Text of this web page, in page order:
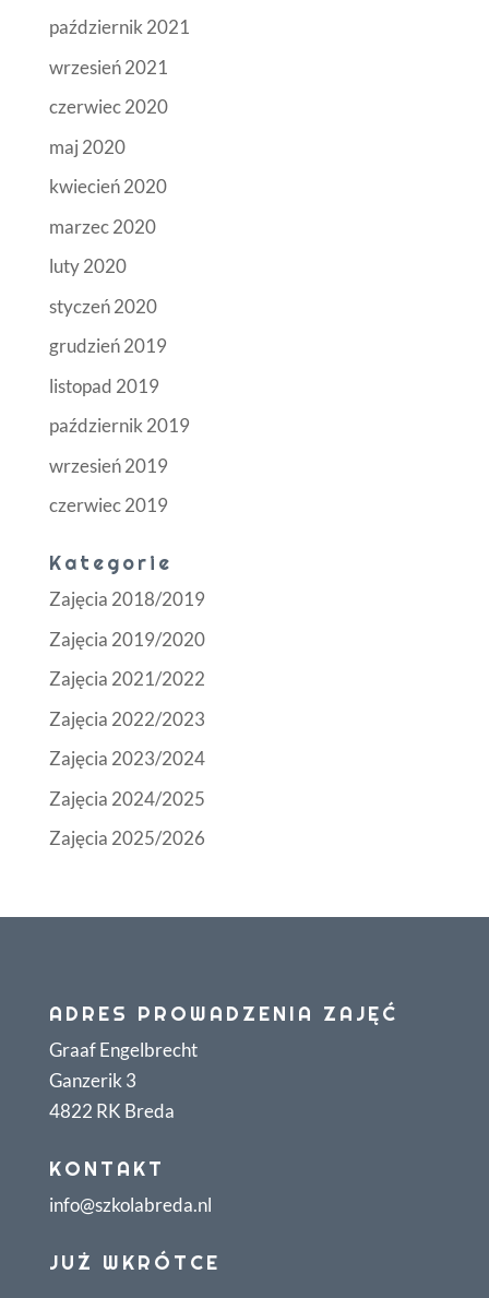
październik 2021
wrzesień 2021
czerwiec 2020
maj 2020
kwiecień 2020
marzec 2020
luty 2020
styczeń 2020
grudzień 2019
listopad 2019
październik 2019
wrzesień 2019
czerwiec 2019
Kategorie
Zajęcia 2018/2019
Zajęcia 2019/2020
Zajęcia 2021/2022
Zajęcia 2022/2023
Zajęcia 2023/2024
Zajęcia 2024/2025
Zajęcia 2025/2026
ADRES PROWADZENIA ZAJĘĆ
Graaf Engelbrecht
Ganzerik 3
4822 RK Breda
KONTAKT
info@szkolabreda.nl
JUŻ WKRÓTCE